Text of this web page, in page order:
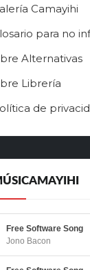
Camayihi
para no
Alternativas
Librería
de
Free Software Song
Jono Bacon